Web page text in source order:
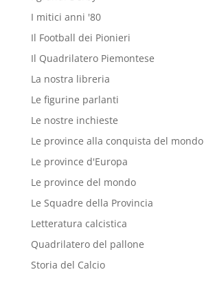
I mitici anni '80
Il Football dei Pionieri
Il Quadrilatero Piemontese
La nostra libreria
Le figurine parlanti
Le nostre inchieste
Le province alla conquista del mondo
Le province d'Europa
Le province del mondo
Le Squadre della Provincia
Letteratura calcistica
Quadrilatero del pallone
Storia del Calcio